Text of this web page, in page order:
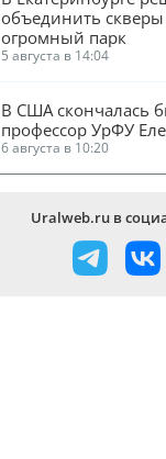
объединить
огромный парк
5 августа в 14:04
В США скончалась
профессор УрФУ
6 августа в 10:20
Uralweb.ru в